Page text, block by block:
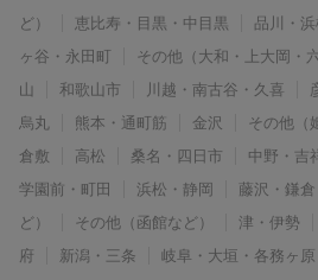
ど）
恵比寿・目黒・中目黒 品川・
ヶ谷・永田町
その他（大和・上大岡・
山
和歌山市 川越・南古谷・久喜
烏丸
熊本・通町筋 金沢 その他（
倉敷
高松 桑名・四日市 中野・吉
学園前・町田
浜松・静岡 藤沢・鎌
ど）
その他（函館など） 津・伊勢
府
新潟・三条 岐阜・大垣・各務ヶ原